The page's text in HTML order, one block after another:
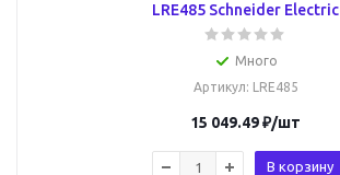
LRE485 Schneider Electric
Много
Артикул: LRE485
15 049.49₽/шт
В корзину